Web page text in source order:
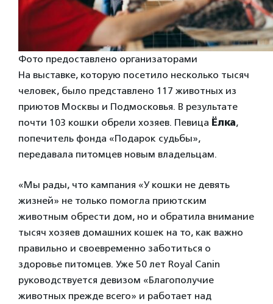
Фото предоставлено организаторами
На выставке, которую посетило несколько тысяч
человек, было представлено 117 животных из
приютов Москвы и Подмосковья. В результате
почти 103 кошки обрели хозяев. Певица Ёлка,
попечитель фонда «Подарок судьбы»,
передавала питомцев новым владельцам.
«Мы рады, что кампания «У кошки не девять
жизней» не только помогла приютским
животным обрести дом, но и обратила внимание
тысяч хозяев домашних кошек на то, как важно
правильно и своевременно заботиться о
здоровье питомцев. Уже 50 лет Royal Canin
руководствуется девизом «Благополучие
животных прежде всего» и работает над